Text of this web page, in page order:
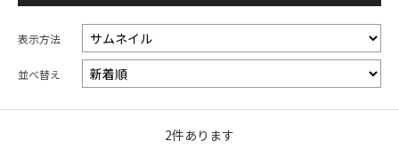
表示方法
並べ替え
2件あります